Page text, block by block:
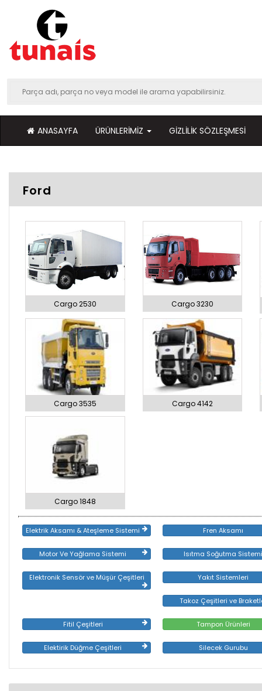
ANASAYFA ÜRÜNLERIMIZ GIZLILIK SÖZLEŞMESI
Ford
Cargo 2530 Cargo 3230
Cargo 3535 Cargo 4142
Cargo 1848
Elektrik Aksamı & Ateşleme Sistemi Fren Aksamı
Motor Ve Yağlama Sistemi Isıtma Soğutma
Elektronik Sensör ve Müşür Çeşitleri Yakıt Sistemleri
Takoz Çeşitleri ve
Fitil Çeşitleri Tampon Ürünleri
Elektirik Düğme Çeşitleri Silecek Gurubu